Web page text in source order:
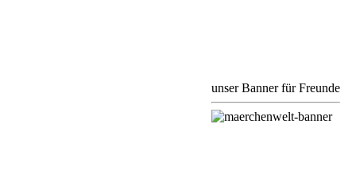
unser Banner für Freunde